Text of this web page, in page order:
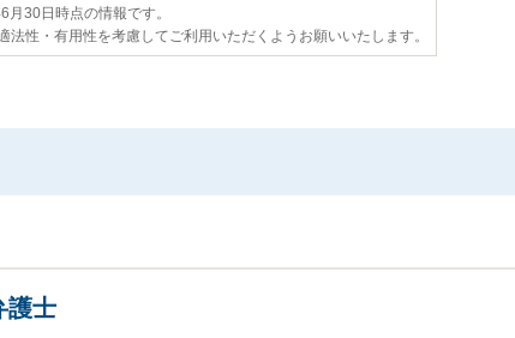
月30日時点の情報です。
法性・有用性を考慮してご利用いただくようお願いいたします。
護士